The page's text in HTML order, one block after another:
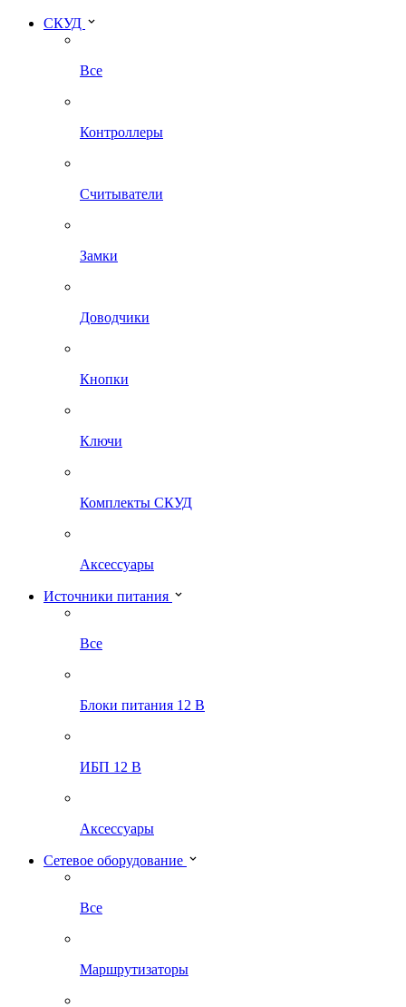
СКУД
Все
Контроллеры
Считыватели
Замки
Доводчики
Кнопки
Ключи
Комплекты СКУД
Аксессуары
Источники питания
Все
Блоки питания 12 В
ИБП 12 В
Аксессуары
Сетевое оборудование
Все
Маршрутизаторы